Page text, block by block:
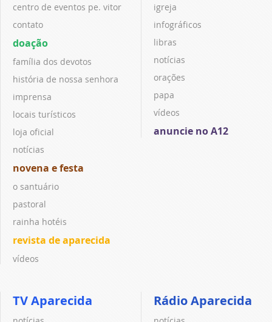
centro de eventos pe. vitor
contato
doação
família dos devotos
história de nossa senhora
imprensa
locais turísticos
loja oficial
notícias
novena e festa
o santuário
pastoral
rainha hotéis
revista de aparecida
vídeos
igreja
infográficos
libras
notícias
orações
papa
vídeos
anuncie no A12
TV Aparecida Rádio Aparecida